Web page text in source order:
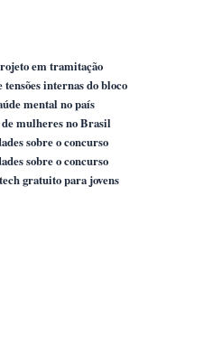
em tramitação
internas do bloco
mental no país
mulheres no Brasil
sobre o concurso
sobre o concurso
gratuito para jovens